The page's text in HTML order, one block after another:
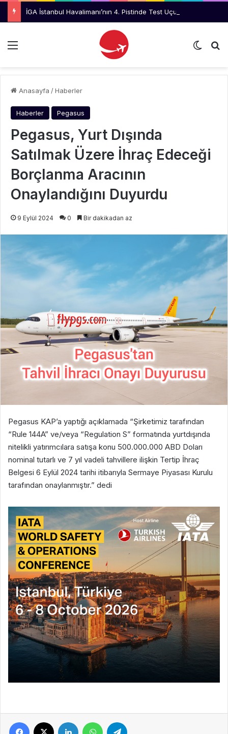
Menü Dış
Anasayfa /Haberler
Haberler Pegasus
Pegasus, Yurt Dışında
Satılmak Üzere İhraç Edeceği
Borçlanma Aracının
Onaylandığını Duyurdu
9 Eylül 2024 0 Bir dakikadan az
Pegasus KAP’a yaptığı açıklamada “Şirketimiz tarafından
“Rule 144A” ve/veya “Regulation S” formatında yurtdışında
nitelikli yatırımcılara satışa konu 500.000.000 ABD Doları
nominal tutarlı ve 7 yıl vadeli tahvillere ilişkin Tertip İhraç
Belgesi 6 Eylül 2024 tarihi itibarıyla Sermaye Piyasası Kurulu
tarafından onaylanmıştır.” dedi
Facebook LinkedIn WhatsApp